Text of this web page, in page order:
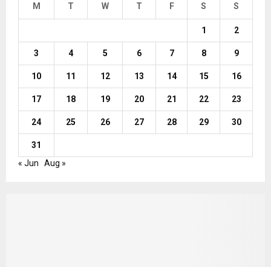
M T W T F S S
1 2
3 4 5 6 7 8 9
10 11 12 13 14 15 16
17 18 19 20 21 22 23
24 25 26 27 28 29 30
31
« Jun
Aug »